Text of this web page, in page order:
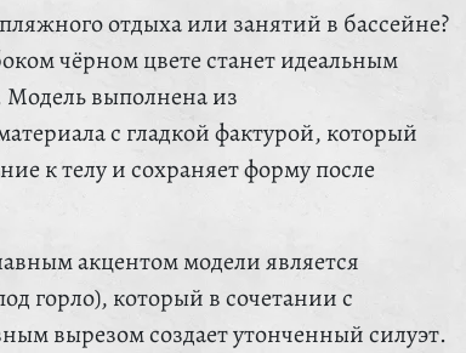
отдыха или занятий в бассейне?
чёрном цвете станет идеальным
Модель выполнена из
с гладкой фактурой, который
к телу и сохраняет форму после
акцентом модели является
горло), который в сочетании с
вырезом создает утонченный силуэт.